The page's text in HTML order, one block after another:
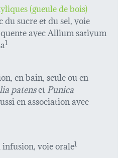
(gueule de bois)
sucre et du sel, voie
avec Allium sativum
1
en bain, seule ou en
patenset Punica
en association avec
voie orale1